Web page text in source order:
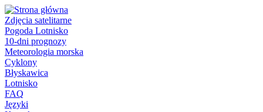
Zdjęcia satelitarne
Pogoda Lotnisko
10-dni prognozy
Meteorologia morska
Cyklony
Błyskawica
Lotnisko
FAQ
Języki